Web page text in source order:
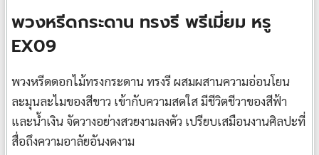
พวงหรีดกระดาน ทรงรี พรีเมี่ยม หรู
EX09
พวงหรีดดอกไม้ทรงกระดาน ทรงรี ผสมผสานความอ่อนโยน
ละมุนละไมของสีขาว เข้ากับความสดใส มีชีวิตชีวาของสีฟ้า
และน้ำเงิน จัดวางอย่างสวยงามลงตัว เปรียบเสมือนงานศิลปะที่
สื่อถึงความอาลัยอันงดงาม